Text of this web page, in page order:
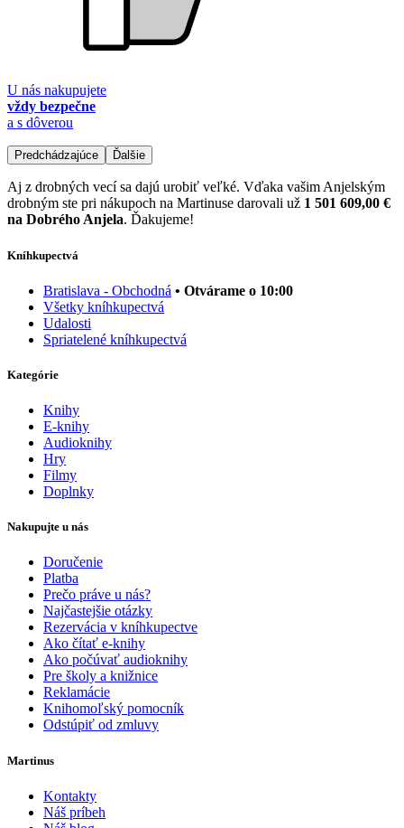
U nás nakupujete
vždy bezpečne
a s dôverou
Predchádzajúce Ďalšie
Aj z drobných vecí sa dajú urobiť veľké. Vďaka vašim Anjelským
drobným ste pri nákupoch na Martinuse darovali už 1 501 609,00 €
na Dobrého Anjela. Ďakujeme!
Kníhkupectvá
Bratislava - Obchodná • Otvárame o 10:00
Všetky kníhkupectvá
Udalosti
Spriatelené kníhkupectvá
Kategórie
Knihy
E-knihy
Audioknihy
Hry
Filmy
Doplnky
Nakupujte u nás
Doručenie
Platba
Prečo práve u nás?
Najčastejšie otázky
Rezervácia v kníhkupectve
Ako čítať e-knihy
Ako počúvať audioknihy
Pre školy a knižnice
Reklamácie
Knihomoľský pomocník
Odstúpiť od zmluvy
Martinus
Kontakty
Náš príbeh